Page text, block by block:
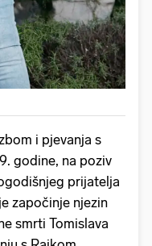
i pjevanja s
godine, na poziv
prijatelja
započinje njezin
smrti Tomislava